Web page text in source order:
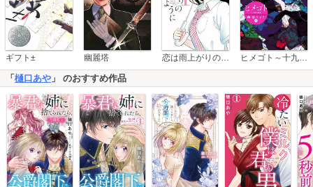
ギフト± 幽麗塔 恋は雨上がりのように ヒメゴト～十九歳の制服～
「 樋口あや 」 のおすすめ作品